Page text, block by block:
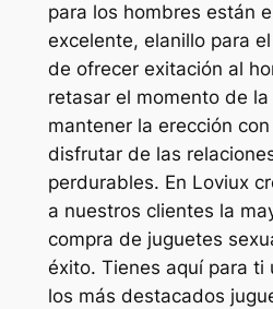
para los hombres están
excelente, elanillo para
de ofrecer exitación al
retasar el momento de
mantener la erección
disfrutar de las
perdurables. En Loviux
a nuestros clientes la
compra de juguetes
éxito. Tienes aquí para ti
los más destacados